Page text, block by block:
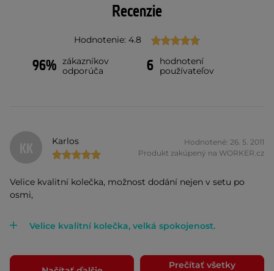
Recenzie
Hodnotenie: 4.8
96% zákazníkov
odporúča
6
hodnotení
používateľov
KK Karlos
Hodnotené: 26. 5. 2011
Produkt zakúpený na WORKER.cz
Velice kvalitní kolečka, možnost dodání nejen v setu po
osmi,
Velice kvalitní kolečka, velká spokojenost.
Prečítať všetky